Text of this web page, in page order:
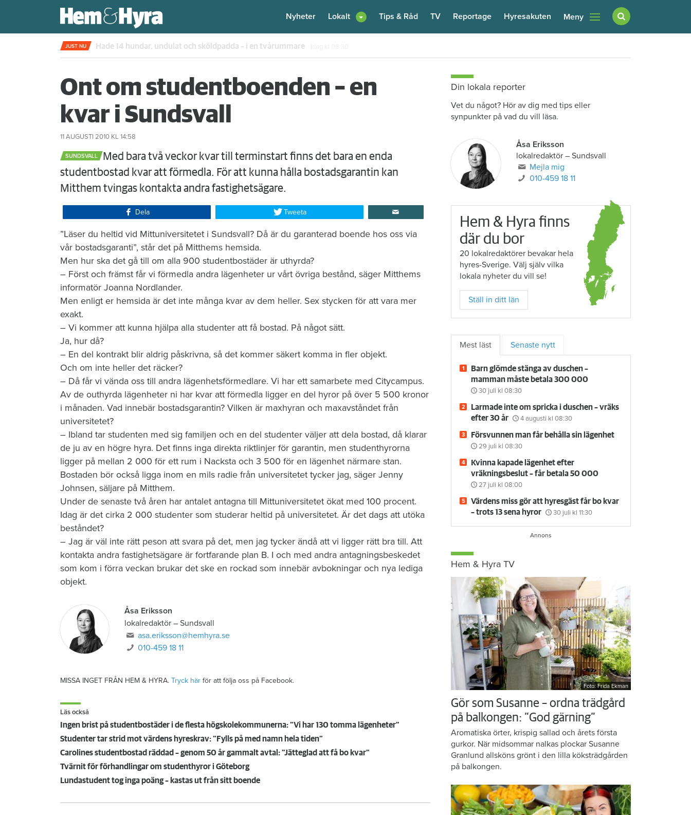
Nyheter Lokalt Tips & Råd TV Reportage Hyresakuten Meny
JUST NU Kompisdealen blev verklighet – 40 år senare: "Flera fina fördelar med att dela bostad"
Ont om studentboenden – en
kvar i Sundsvall
11 AUGUSTI 2010 KL 14:58
SUNDSVALL
​Med bara två veckor kvar till terminstart finns det bara en enda
studentbostad kvar att förmedla. För att kunna hålla bostadsgarantin kan
Mitthem tvingas kontakta andra fastighetsägare.
Dela Tweeta
​”Läser du heltid vid Mittuniversitetet i Sundsvall? Då är du garanterad boende hos oss via
vår bostadsgaranti”, står det på Mitthems hemsida.
Men hur ska det gå till om alla 900 studentbostäder är uthyrda?
– Först och främst får vi förmedla andra lägenheter ur vårt övriga bestånd, säger Mitthems
informatör Joanna Nordlander.
Men enligt er hemsida är det inte många kvar av dem heller. Sex stycken för att vara mer
exakt.
– Vi kommer att kunna hjälpa alla studenter att få bostad. På något sätt.
Ja, hur då?
– En del kontrakt blir aldrig påskrivna, så det kommer säkert komma in fler objekt.
Och om inte heller det räcker?
– Då får vi vända oss till andra lägenhetsförmedlare. Vi har ett samarbete med Citycampus.
Av de outhyrda lägenheter ni har kvar att förmedla ligger en del hyror på över 5 500 kronor
i månaden. Vad innebär bostadsgarantin? Vilken är maxhyran och maxavståndet från
universitetet?
– Ibland tar studenten med sig familjen och en del studenter väljer att dela bostad, då klarar
de ju av en högre hyra. Det finns inga direkta riktlinjer för garantin, men studenthyrorna
ligger på mellan 2 000 för ett rum i Nacksta och 3 500 för en lägenhet närmare stan.
Bostaden bör också ligga inom en mils radie från universitetet tycker jag, säger Jenny
Johnsen, säljare på Mitthem.
Under de senaste två åren har antalet antagna till Mittuniversitetet ökat med 100 procent.
Idag är det cirka 2 000 studenter som studerar heltid på universitetet. Är det dags att utöka
beståndet?
– Jag är väl inte rätt peson att svara på det, men jag tycker ändå att vi ligger rätt bra till. Att
kontakta andra fastighetsägare är fortfarande plan B. I och med andra antagningsbeskedet
som kom i förra veckan brukar det ske en rockad som innebär avbokningar och nya lediga
objekt.
Åsa Eriksson
lokalredaktör – Sundsvall
asa.eriksson@hemhyra.se
010-459 18 11
MISSA INGET FRÅN HEM & HYRA. Tryck här för att följa oss på Facebook.
Läs också
Ingen brist på studentbostäder i de flesta högskolekommunerna: ”Vi har 130 tomma lägenheter”
Studenter tar strid mot värdens hyreskrav: ”Fylls på med namn hela tiden”
Carolines studentbostad räddad – genom 50 år gammalt avtal: "Jätteglad att få bo kvar"
Tvärnit för förhandlingar om studenthyror i Göteborg
Lundastudent tog inga poäng – kastas ut från sitt boende
Din lokala reporter
Vet du något? Hör av dig med tips eller
synpunkter på vad du vill läsa.
Åsa Eriksson
lokalredaktör– Sundsvall
Mejla mig
010-459 18 11
Hem & Hyra finns
där du bor
20 lokalredaktörer bevakar hela
hyres-Sverige. Välj själv vilka
lokala nyheter du vill se!
Ställ in ditt län
Mest läst Senaste nytt
Barn glömde stänga av duschen –
mamman måste betala 300 000
30 juli kl 08:30
Larmade inte om spricka i duschen – vräks
efter 30 år
4 augusti kl 08:30
Försvunnen man får behålla sin lägenhet
29 juli kl 08:30
Kvinna kapade lägenhet efter
vräkningsbeslut – får betala 50 000
27 juli kl 08:00
Värdens miss gör att hyresgäst får bo kvar
– trots 13 sena hyror
30 juli kl 11:30
Hem & Hyra TV
Foto: Frida Ekman
Gör som Susanne – ordna trädgård
på balkongen: ”God gärning”
Aromatiska örter, krispig sallad och årets första
gurkor. När midsommar nalkas plockar Susanne
Granlund allsköns grönt i den lilla köksträdgården
på balkongen.